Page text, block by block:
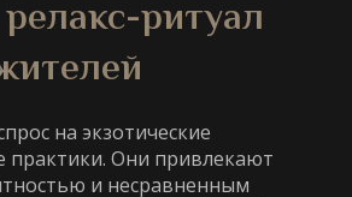
ритуал
на экзотические
практики. Они привлекают
и несравненным